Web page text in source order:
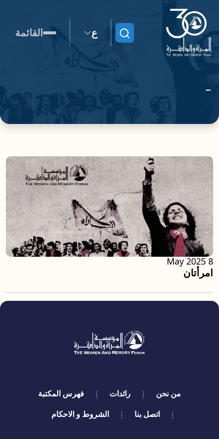
ابحث ع القائمة
امرأتان
8 May 2025
quick links
من نحن رائدات
فهرس المكتبة
اتصل بنا
الشروط و الاحكام